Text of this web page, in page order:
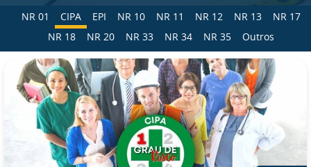
NR 01 CIPA EPI NR 10 NR 11 NR 12 NR 13
NR 17
NR 18
NR 20 NR 33 NR 34 NR 35 Outros